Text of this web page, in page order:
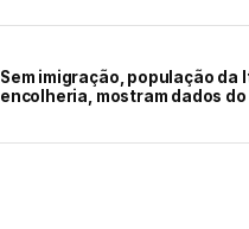
Sem imigração, população da
encolheria, mostram dados